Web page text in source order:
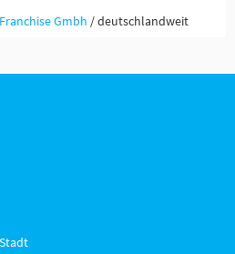
Gmbh / deutschlandweit